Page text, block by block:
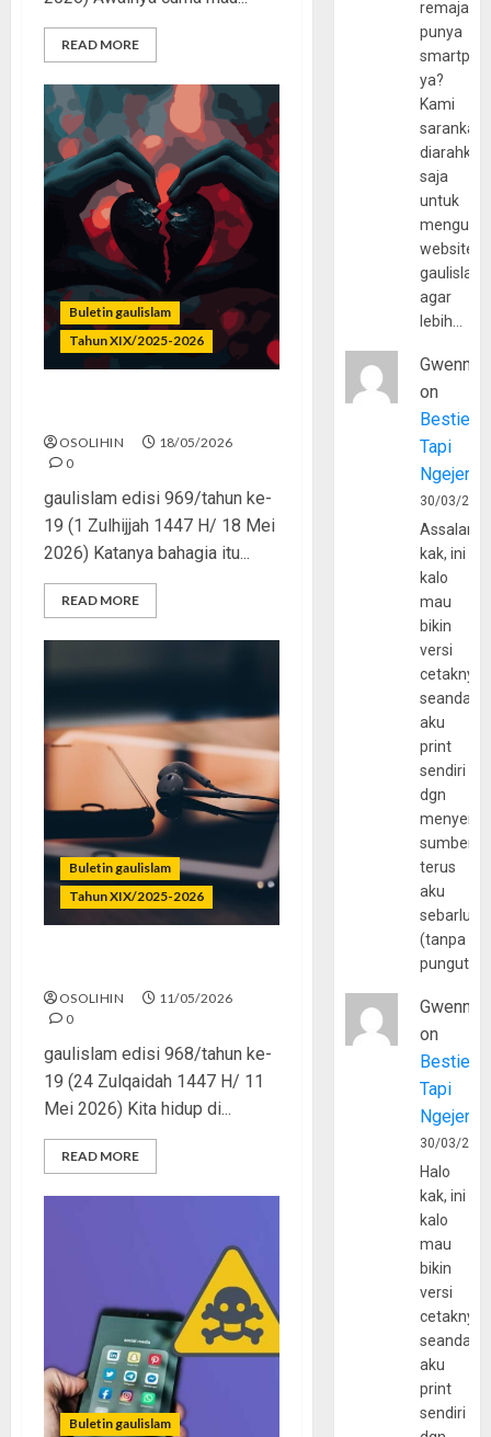
READ MORE
Buletin gaulislam
Tahun XIX/2025-2026
OSOLIHIN
18/05/2026
0
gaulislam edisi 969/tahun ke-
19 (1 Zulhijjah 1447 H/ 18 Mei
2026) Katanya bahagia itu...
READ MORE
Buletin gaulislam
Tahun XIX/2025-2026
OSOLIHIN
11/05/2026
0
gaulislam edisi 968/tahun ke-
19 (24 Zulqaidah 1447 H/ 11
Mei 2026) Kita hidup di...
READ MORE
Buletin gaulislam
remaja
punya
ya?
Kami
sarankan,
diarahkan
saja
untuk
website
agar
lebih…
Gwenny
on
Bestie
Tapi
30/03/
kak, ini
kalo
mau
bikin
versi
cetaknya
aku
print
sendiri
dgn
sumber
terus
aku
(tanpa
Gwenny
on
Bestie
Tapi
30/03/
Halo
kak, ini
kalo
mau
bikin
versi
cetaknya
aku
print
sendiri